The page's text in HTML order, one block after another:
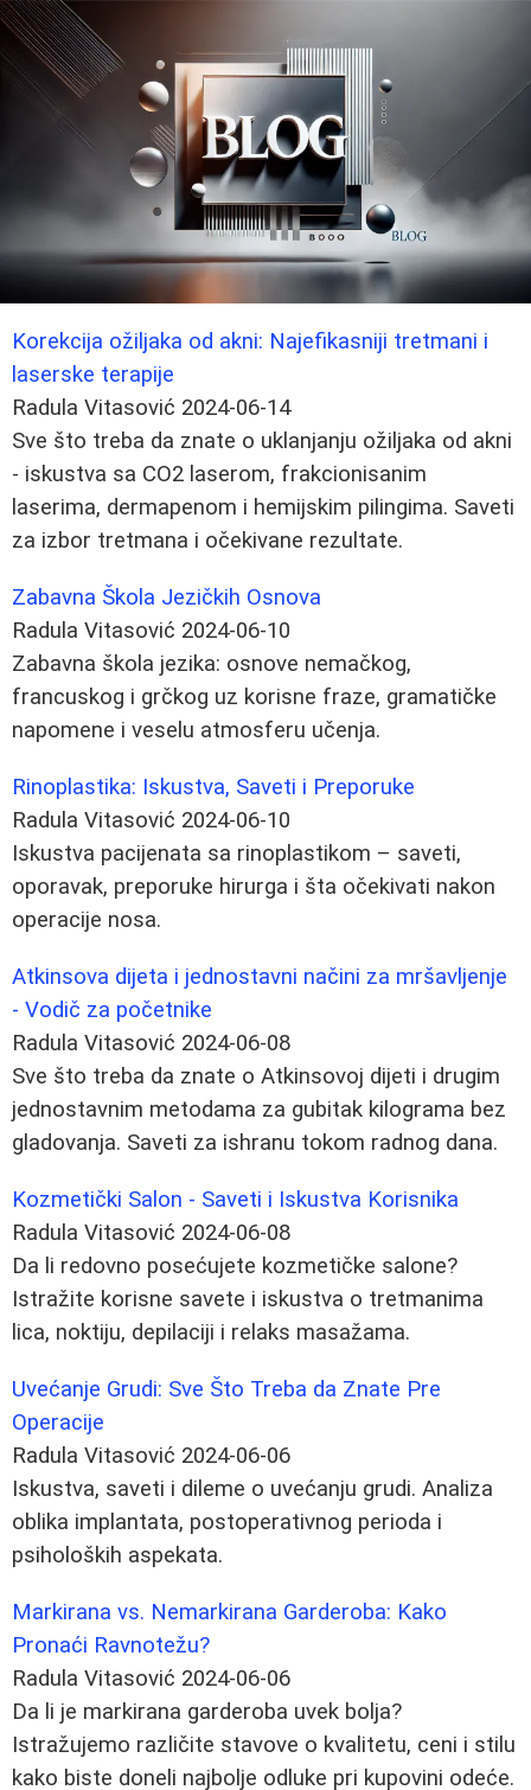
Korekcija ožiljaka od akni: Najefikasniji tretmani i
laserske terapije
Radula Vitasović 2024-06-14
Sve što treba da znate o uklanjanju ožiljaka od akni
- iskustva sa CO2 laserom, frakcionisanim
laserima, dermapenom i hemijskim pilingima. Saveti
za izbor tretmana i očekivane rezultate.
Zabavna Škola Jezičkih Osnova
Radula Vitasović 2024-06-10
Zabavna škola jezika: osnove nemačkog,
francuskog i grčkog uz korisne fraze, gramatičke
napomene i veselu atmosferu učenja.
Rinoplastika: Iskustva, Saveti i Preporuke
Radula Vitasović 2024-06-10
Iskustva pacijenata sa rinoplastikom – saveti,
oporavak, preporuke hirurga i šta očekivati nakon
operacije nosa.
Atkinsova dijeta i jednostavni načini za mršavljenje
- Vodič za početnike
Radula Vitasović 2024-06-08
Sve što treba da znate o Atkinsovoj dijeti i drugim
jednostavnim metodama za gubitak kilograma bez
gladovanja. Saveti za ishranu tokom radnog dana.
Kozmetički Salon - Saveti i Iskustva Korisnika
Radula Vitasović 2024-06-08
Da li redovno posećujete kozmetičke salone?
Istražite korisne savete i iskustva o tretmanima
lica, noktiju, depilaciji i relaks masažama.
Uvećanje Grudi: Sve Što Treba da Znate Pre
Operacije
Radula Vitasović 2024-06-06
Iskustva, saveti i dileme o uvećanju grudi. Analiza
oblika implantata, postoperativnog perioda i
psiholoških aspekata.
Markirana vs. Nemarkirana Garderoba: Kako
Pronaći Ravnotežu?
Radula Vitasović 2024-06-06
Da li je markirana garderoba uvek bolja?
Istražujemo različite stavove o kvalitetu, ceni i stilu
kako biste doneli najbolje odluke pri kupovini odeće.